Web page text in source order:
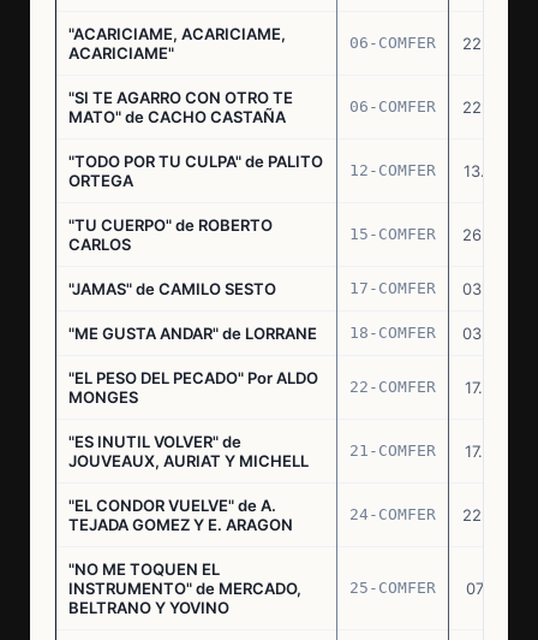
"ACARICIAME, ACARICIAME,
ACARICIAME"
06-COMFER 22.04.76
"SI TE AGARRO CON OTRO TE
MATO" de CACHO CASTAÑA
06-COMFER 22.04.76
"TODO POR TU CULPA" de PALITO
ORTEGA
12-COMFER 13.05.76
"TU CUERPO" de ROBERTO
CARLOS
15-COMFER 26.05.76
"JAMAS" de CAMILO SESTO 17-COMFER 03.06.76
"ME GUSTA ANDAR" de LORRANE 18-COMFER 03.06.76
"EL PESO DEL PECADO" Por ALDO
MONGES
22-COMFER 17.06.76
"ES INUTIL VOLVER" de
JOUVEAUX, AURIAT Y MICHELL
21-COMFER 17.06.76
"EL CONDOR VUELVE" de A.
TEJADA GOMEZ Y E. ARAGON
24-COMFER 22.06.76
"NO ME TOQUEN EL
INSTRUMENTO" de MERCADO,
BELTRANO Y YOVINO
25-COMFER 07.07.76